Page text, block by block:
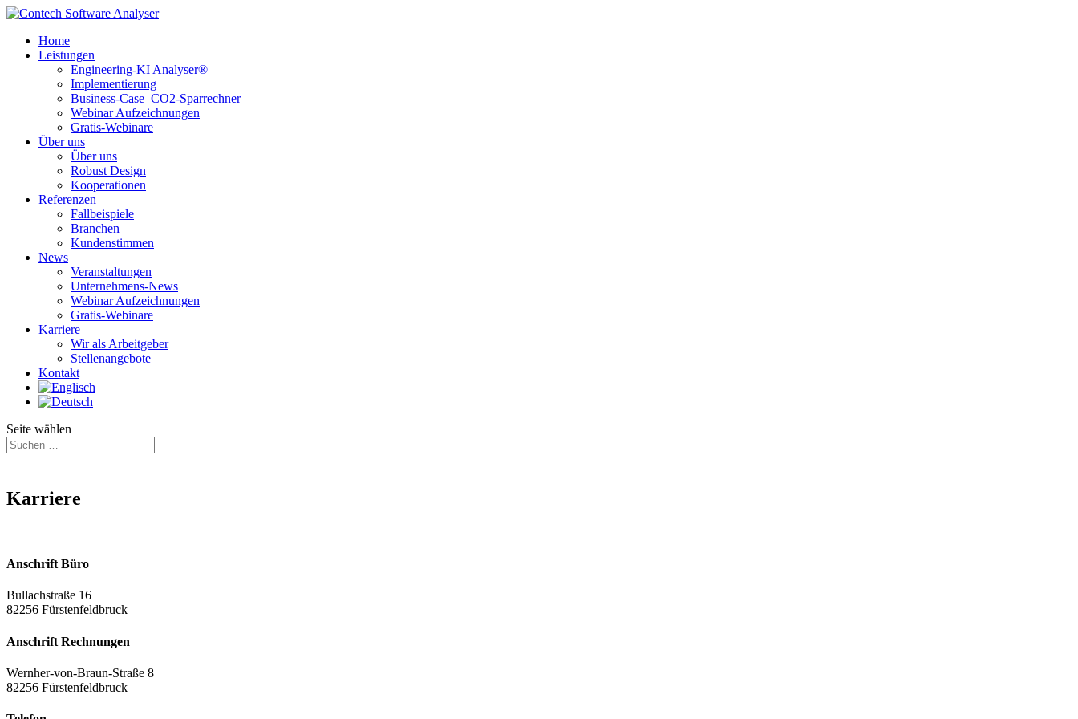
Home
Leistungen
Engineering-KI Analyser®
Implementierung
Business-Case_CO2-Sparrechner
Webinar Aufzeichnungen
Gratis-Webinare
Über uns
Über uns
Robust Design
Kooperationen
Referenzen
Fallbeispiele
Branchen
Kundenstimmen
News
Veranstaltungen
Unternehmens-News
Webinar Aufzeichnungen
Gratis-Webinare
Karriere
Wir als Arbeitgeber
Stellenangebote
Kontakt
Seite wählen
Karriere
Anschrift Büro
Bullachstraße 16
82256 Fürstenfeldbruck
Anschrift Rechnungen
Wernher-von-Braun-Straße 8
82256 Fürstenfeldbruck